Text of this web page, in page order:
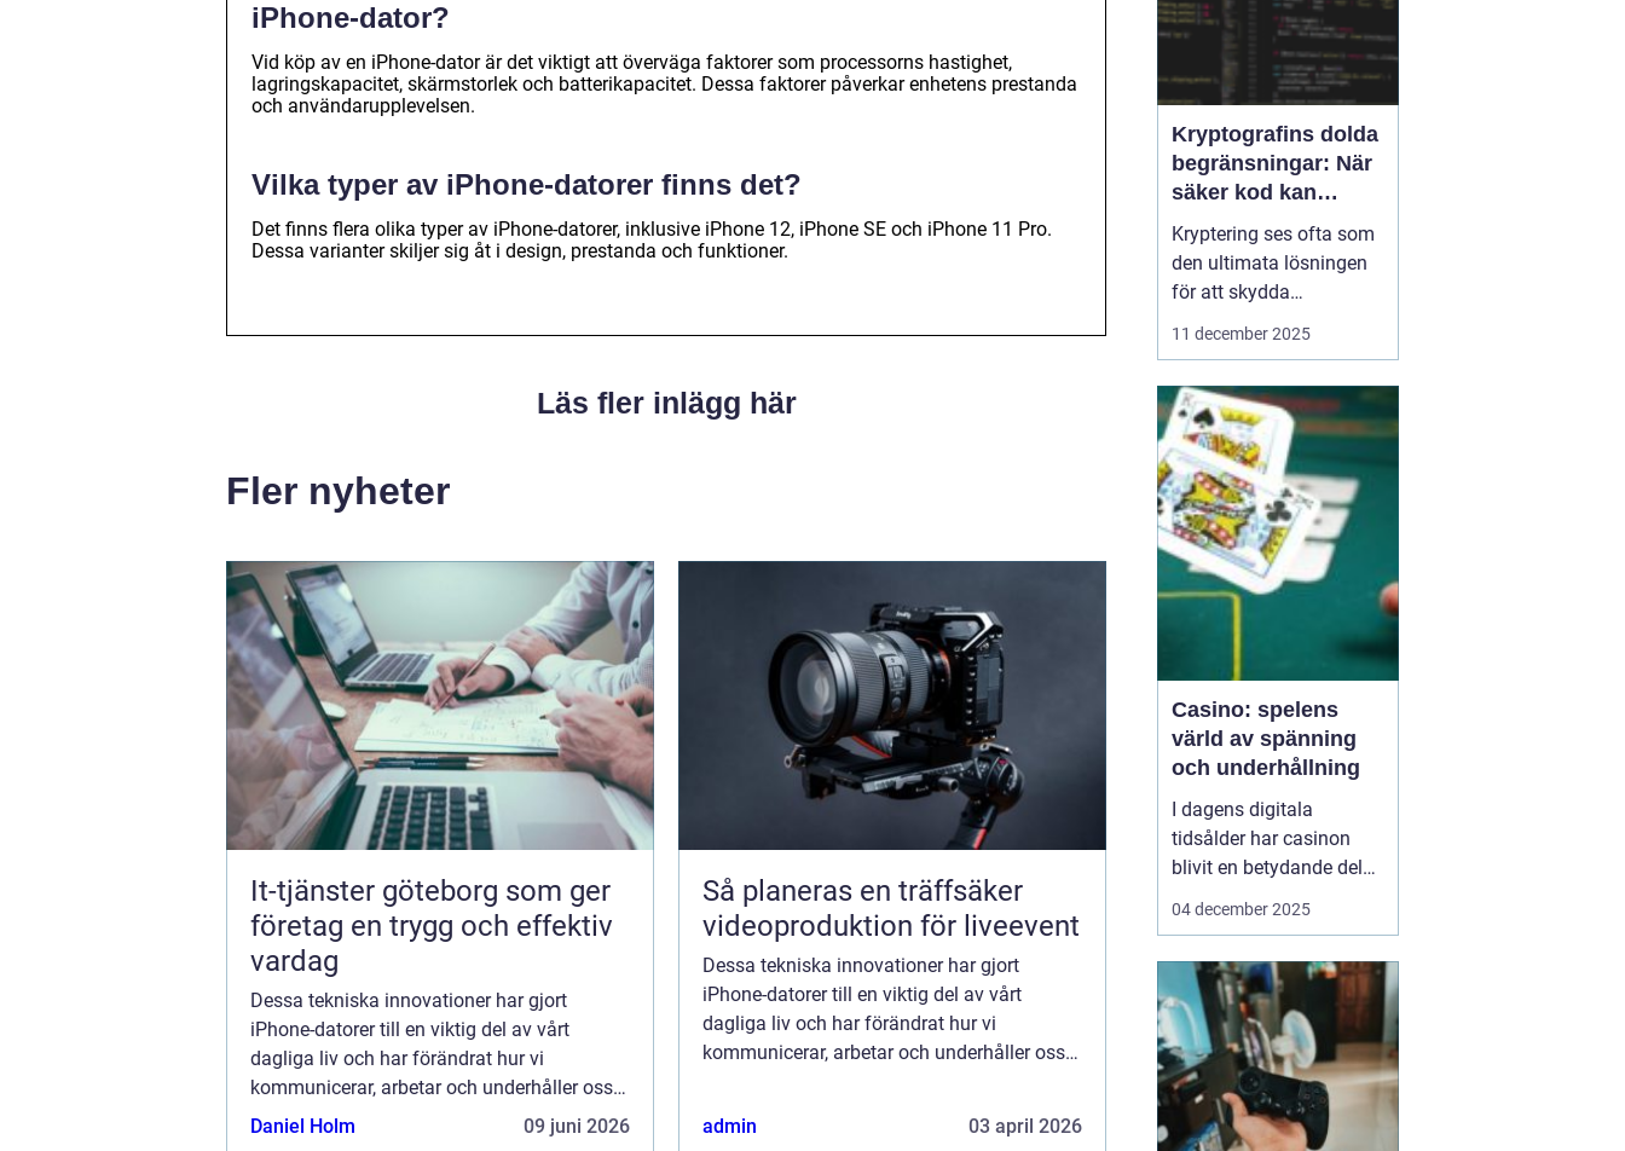
iPhone-dator?
Vid köp av en iPhone-dator är det viktigt att överväga faktorer som processorns hastighet,
lagringskapacitet, skärmstorlek och batterikapacitet. Dessa faktorer påverkar enhetens prestanda
och användarupplevelsen.
Vilka typer av iPhone-datorer finns det?
Det finns flera olika typer av iPhone-datorer, inklusive iPhone 12, iPhone SE och iPhone 11 Pro.
Dessa varianter skiljer sig åt i design, prestanda och funktioner.
Läs fler inlägg här
Fler nyheter
It-tjänster göteborg som ger
företag en trygg och effektiv
vardag
Dessa tekniska innovationer har gjort
iPhone-datorer till en viktig del av vårt
dagliga liv och har förändrat hur vi
kommunicerar, arbetar och underhåller oss
själva. En iPhone-dator är en mobil enhet
Daniel Holm 09 juni 2026
Så planeras en träffsäker
videoproduktion för liveevent
Dessa tekniska innovationer har gjort
iPhone-datorer till en viktig del av vårt
dagliga liv och har förändrat hur vi
kommunicerar, arbetar och underhåller oss
kamera...
admin 03 april 2026
Kryptografins dolda
begränsningar: När
säker kod kan
missleda företag
Kryptering ses ofta som
den ultimata lösningen
för att skydda
företagsdata, men
implementerad eller
missförstådd kryptografi
kan skapa en falsk
känsla av säkerhet som
f...
11 december 2025
Casino: spelens
värld av spänning
och underhållning
I dagens digitala
tidsålder har casinon
blivit en betydande del
av onlineunderhållning.
erbjuder casinovärlden
en oändlig mängd
möjligheter för spelare
att nj...
04 december 2025